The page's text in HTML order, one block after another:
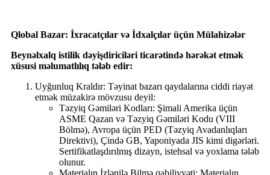
Qlobal Bazar: İxracatçılar və İdxalçılar üçün Mülahizələr
Beynəlxalq istilik dəyişdiriciləri ticarətində hərəkət etmək
xüsusi məlumatlılıq tələb edir:
Uyğunluq Kraldır: Təyinat bazarı qaydalarına ciddi riayət
etmək müzakirə mövzusu deyil:
Təzyiq Gəmiləri Kodları: Şimali Amerika üçün
ASME Qazan və Təzyiq Gəmiləri Kodu (VIII
Bölmə), Avropa üçün PED (Təzyiq Avadanlıqları
Direktivi), Çində GB, Yaponiyada JIS kimi digərləri.
Sertifikatlaşdırılmış dizayn, istehsal və yoxlama tələb
olunur.